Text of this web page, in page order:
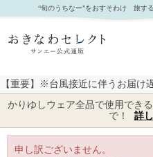
｜おきなわセレクト サンエー公式通販
“旬のうちなー”をおすそわけ 旅す
【重要】※台風接近に伴うお届け
かりゆしウェア全品で使用でき
で！
詳
申し訳ございません。